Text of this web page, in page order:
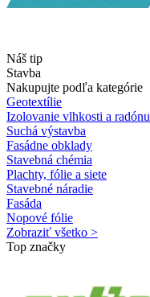
Náš tip
Stavba
Nakupujte podľa kategórie
Geotextílie
Izolovanie vlhkosti a radónu
Suchá výstavba
Fasádne obklady
Stavebná chémia
Plachty, fólie a siete
Stavebné náradie
Fasáda
Nopové fólie
Zobraziť všetko >
Top značky